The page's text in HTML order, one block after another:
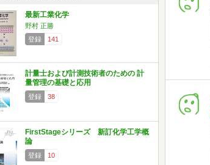
最新工業化学
野村 正勝
登録
141
計量士および計測技術者のための 計
量管理の基礎と応用
登録 38
FirstStageシリーズ 新訂化学工学概
論
登録 10